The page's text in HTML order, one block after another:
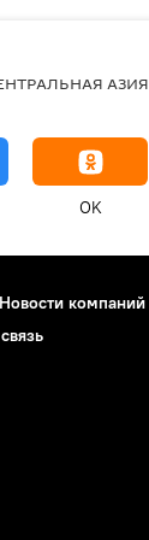
АЗИЯ
OK
Новости компаний